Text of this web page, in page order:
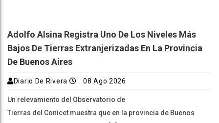
Adolfo Alsina Registra Uno De Los Niveles Más
Bajos De Tierras Extranjerizadas En La Provincia
De Buenos Aires
Diario De Rivera 08 Ago 2026
Un relevamiento del Observatorio de
Tierras del Conicet muestra que en la provincia de Buenos